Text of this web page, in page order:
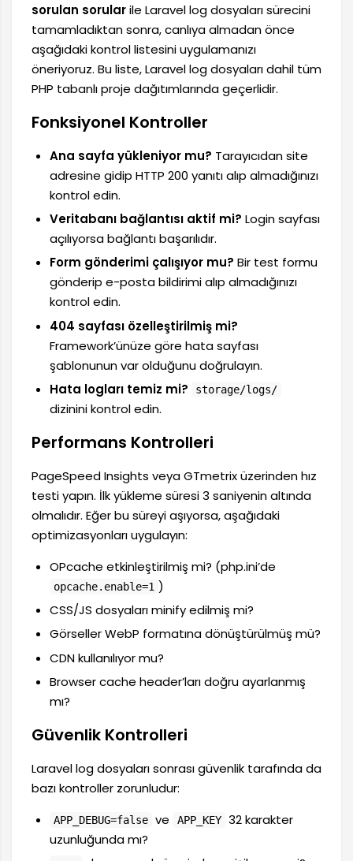
sorulan sorularile Laravel log dosyaları sürecini
tamamladıktan sonra, canlıya almadan önce
aşağıdaki kontrol listesini uygulamanızı
öneriyoruz. Bu liste, Laravel log dosyaları dahil tüm
PHP tabanlı proje dağıtımlarında geçerlidir.
Fonksiyonel Kontroller
Ana sayfa yükleniyor mu? Tarayıcıdan site
adresine gidip HTTP 200 yanıtı alıp almadığınızı
kontrol edin.
Veritabanı bağlantısı aktif mi? Login sayfası
açılıyorsa bağlantı başarılıdır.
Form gönderimi çalışıyor mu? Bir test formu
gönderip e-posta bildirimi alıp almadığınızı
kontrol edin.
404 sayfası özelleştirilmiş mi?
Framework’ünüze göre hata sayfası
şablonunun var olduğunu doğrulayın.
Hata logları temiz mi?
storage/logs/
dizinini kontrol edin.
Performans Kontrolleri
PageSpeed Insights veya GTmetrix üzerinden hız
testi yapın. İlk yükleme süresi 3 saniyenin altında
olmalıdır. Eğer bu süreyi aşıyorsa, aşağıdaki
optimizasyonları uygulayın:
OPcache etkinleştirilmiş mi? (php.ini’de
opcache.enable=1 )
CSS/JS dosyaları minify edilmiş mi?
Görseller WebP formatına dönüştürülmüş mü?
CDN kullanılıyor mu?
Browser cache header’ları doğru ayarlanmış
mı?
Güvenlik Kontrolleri
Laravel log dosyaları sonrası güvenlik tarafında da
bazı kontroller zorunludur:
APP_DEBUG=false ve APP_KEY 32 karakter
uzunluğunda mı?